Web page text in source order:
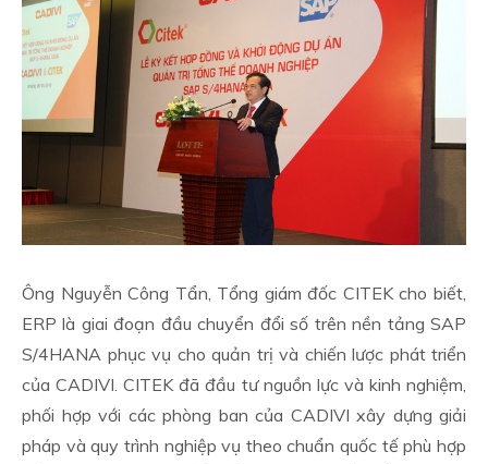
Ông Nguyễn Công Tẩn, Tổng giám đốc CITEK cho biết,
ERP là giai đoạn đầu chuyển đổi số trên nền tảng SAP
S/4HANA phục vụ cho quản trị và chiến lược phát triển
của CADIVI. CITEK đã đầu tư nguồn lực và kinh nghiệm,
phối hợp với các phòng ban của CADIVI xây dựng giải
pháp và quy trình nghiệp vụ theo chuẩn quốc tế phù hợp